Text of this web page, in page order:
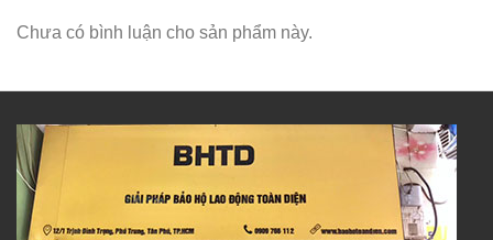
Chưa có bình luận cho sản phẩm này.